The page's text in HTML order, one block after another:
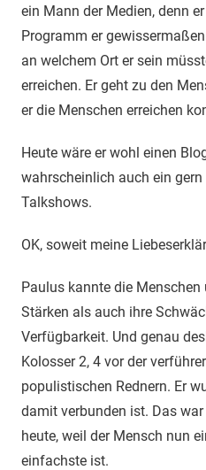
ein Mann der Medien, denn
Programm er
an welchem Ort er sein
erreichen. Er geht zu den
er die Menschen erreichen
Heute wäre er wohl einen
wahrscheinlich auch ein gern
Talkshows.
OK, soweit meine
Paulus kannte die
Stärken als auch ihre
Verfügbarkeit. Und genau
Kolosser 2, 4 vor der
populistischen Rednern. Er
damit verbunden ist. Das
heute, weil der Mensch nun
einfachste ist.